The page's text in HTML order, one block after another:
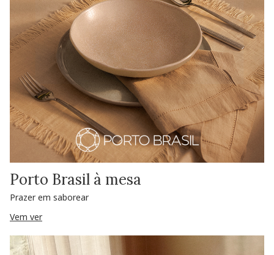
Porto Brasil à mesa
Prazer em saborear
Vem ver